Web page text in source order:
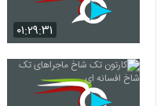
۰۱:۲۹:۳۱